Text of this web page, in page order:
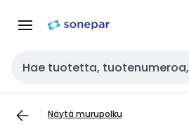
navigointiinsisältöön
Haku
Näytä murupolku